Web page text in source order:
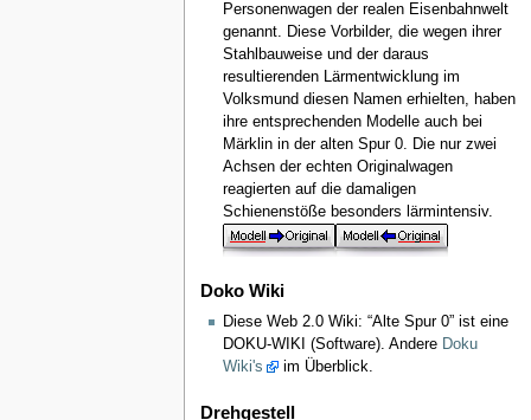
Personenwagen der realen Eisenbahnwelt
genannt. Diese Vorbilder, die wegen ihrer
Stahlbauweise und der daraus
resultierenden Lärmentwicklung im
Volksmund diesen Namen erhielten, haben
ihre entsprechenden Modelle auch bei
Märklin in der alten Spur 0. Die nur zwei
Achsen der echten Originalwagen
reagierten auf die damaligen
Schienenstöße besonders lärmintensiv.
Doko Wiki
Diese Web 2.0 Wiki: “Alte Spur 0” ist eine
DOKU-WIKI (Software). Andere Doku
Wiki's
im Überblick.
Drehgestell